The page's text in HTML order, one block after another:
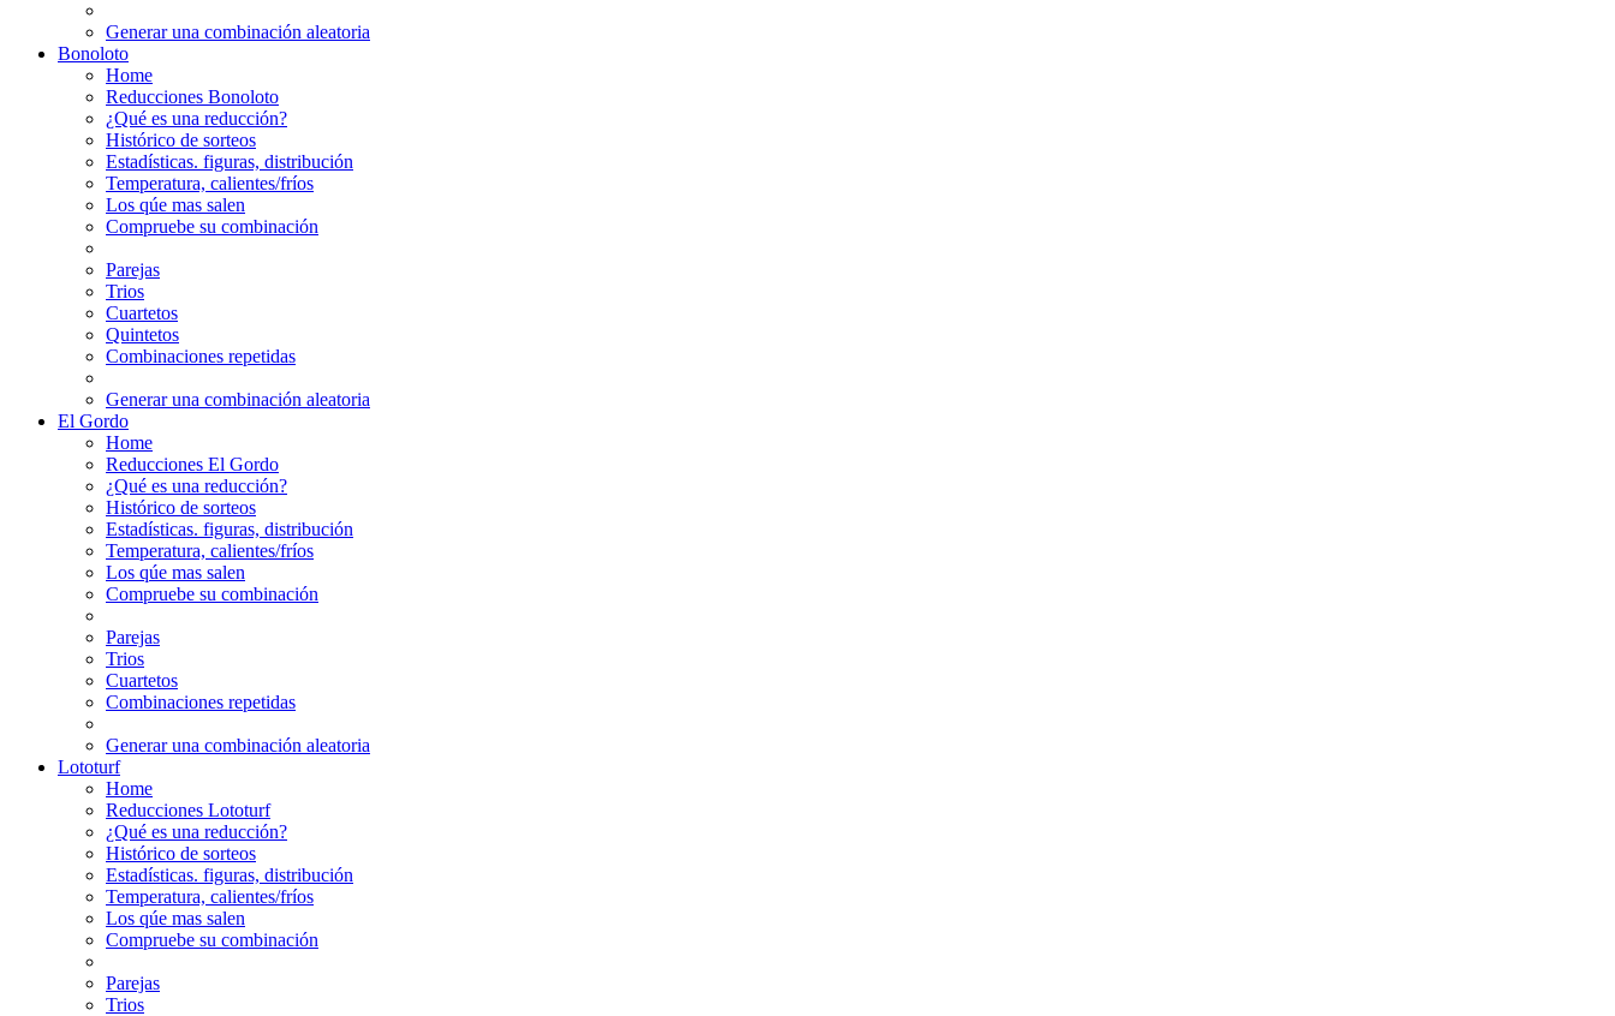
Generar una combinación aleatoria
Bonoloto
Home
Reducciones Bonoloto
¿Qué es una reducción?
Histórico de sorteos
Estadísticas. figuras, distribución
Temperatura, calientes/fríos
Los qúe mas salen
Compruebe su combinación
Parejas
Trios
Cuartetos
Quintetos
Combinaciones repetidas
Generar una combinación aleatoria
El Gordo
Home
Reducciones El Gordo
¿Qué es una reducción?
Histórico de sorteos
Estadísticas. figuras, distribución
Temperatura, calientes/fríos
Los qúe mas salen
Compruebe su combinación
Parejas
Trios
Cuartetos
Combinaciones repetidas
Generar una combinación aleatoria
Lototurf
Home
Reducciones Lototurf
¿Qué es una reducción?
Histórico de sorteos
Estadísticas. figuras, distribución
Temperatura, calientes/fríos
Los qúe mas salen
Compruebe su combinación
Parejas
Trios